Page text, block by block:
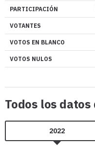
PARTICIPACIÓN
VOTANTES
VOTOS EN BLANCO
VOTOS NULOS
Todos los datos
2022